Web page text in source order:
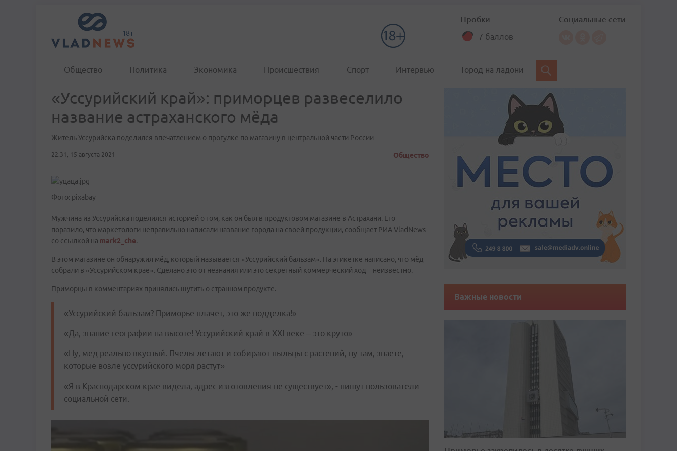
Пробки
7 баллов
Социальные сети
Общество Политика Экономика Происшествия Спорт Интервью Город на ладони
«Уссурийский край»: приморцев развеселило
название астраханского мёда
Житель Уссурийска поделился впечатлением о прогулке по магазину в центральной части России
22:31, 15 августа 2021 Общество
Фото: pixabay
Мужчина из Уссурийска поделился историей о том, как он был в продуктовом магазине в Астрахани. Его
поразило, что маркетологи неправильно написали название города на своей продукции, сообщает РИА VladNews
со ссылкой на mark2_che.
В этом магазине он обнаружил мёд, который называется «Уссурийский бальзам». На этикетке написано, что мёд
собрали в «Уссурийском крае». Сделано это от незнания или это секретный коммерческий ход – неизвестно.
Приморцы в комментариях принялись шутить о странном продукте.
«Уссурийский бальзам? Приморье плачет, это же подделка!»
«Да, знание географии на высоте! Уссурийский край в XXI веке – это круто»
«Ну, мед реально вкусный. Пчелы летают и собирают пыльцы с растений, ну там, знаете,
которые возле уссурийского моря растут»
«Я в Краснодарском крае видела, адрес изготовления не существует», - пишут пользователи
социальной сети.
Важные новости